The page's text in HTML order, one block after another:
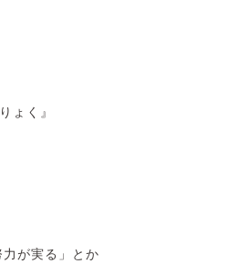
ょく』
力が実る」とか